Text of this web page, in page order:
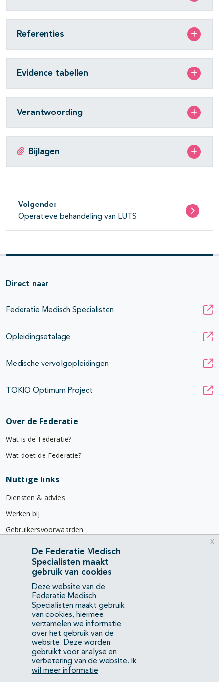
Referenties
Evidence tabellen
Verantwoording
Bijlagen
Volgende:
Operatieve behandeling van LUTS
Direct naar
Federatie Medisch Specialisten
Opleidingsetalage
Medische vervolgopleidingen
TOKIO Optimum Project
Over de Federatie
Wat is de Federatie?
Wat doet de Federatie?
Nuttige links
Diensten & advies
Werken bij
Gebruikersvoorwaarden
Privacyverklaring
Contact
Mercatorlaan 1200
3528 BL Utrecht
(088) 505 34 34
info@richtlijnendatabase.nl
YouTubeLinkedIn
De Federatie Medisch
Specialisten maakt
gebruik van cookies
Deze website van de
Federatie Medisch
Specialisten maakt gebruik
van cookies, hiermee
verzamelen we informatie
over het gebruik van de
website. Deze worden
gebruikt voor analyse en
verbetering van de website.
Ik
wil meer informatie
x